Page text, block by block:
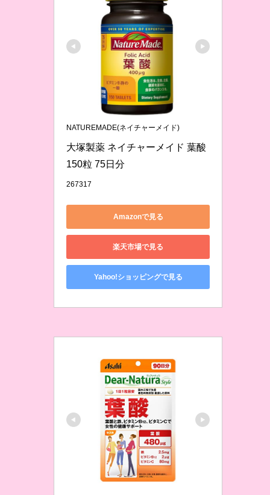
NATUREMADE(ネイチャーメイド)
大塚製薬 ネイチャーメイド 葉酸
150粒 75日分
267317
Amazonで見る
楽天市場で見る
Yahoo!ショッピングで見る